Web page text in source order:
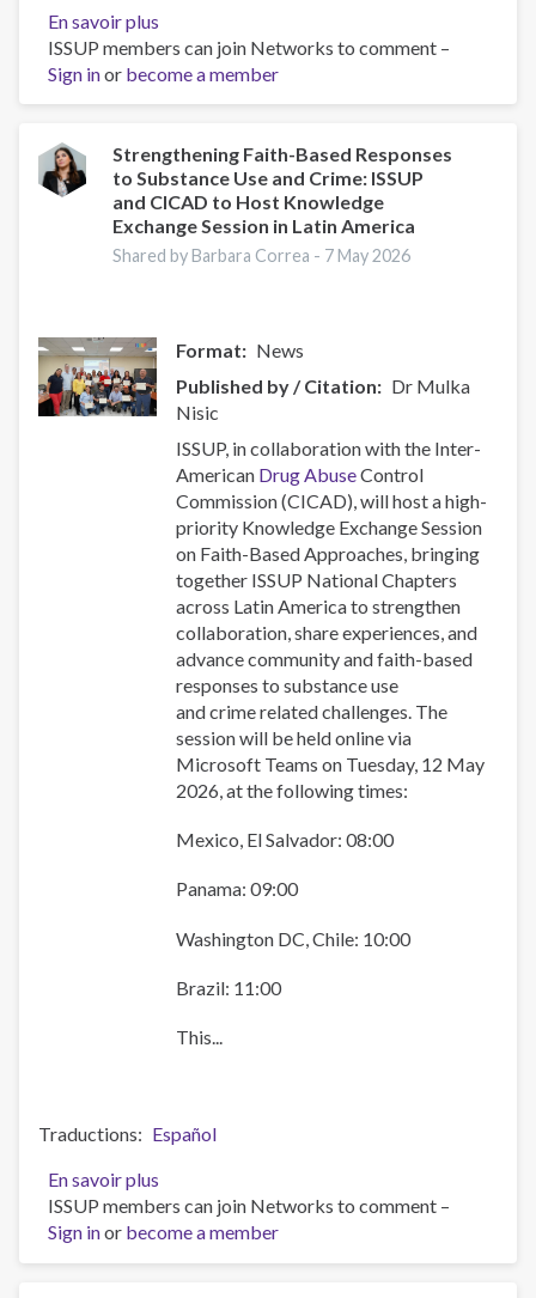
En savoir plus
ISSUP
y
CICAD
una
sesión
de
intercambio
de
Latina
para
fortalecer
colaboración
regional
en
las
respuestas
basadas
en
fe.
ISSUP members can join Networks to comment –
Sign inor become a member
Strengthening Faith-Based Responses
to Substance Use and Crime: ISSUP
and CICAD to Host Knowledge
Exchange Session in Latin America
Shared by Barbara Correa - 7 May 2026
Format
News
Published by / Citation
Dr Mulka
Nisic
ISSUP, in collaboration with the Inter-
American Drug AbuseControl
Commission (CICAD), will host a high-
priority Knowledge Exchange Session
on Faith-Based Approaches, bringing
together ISSUP National Chapters
across Latin America to strengthen
collaboration, share experiences, and
advance community and faith-based
responses to substance use
and crime related challenges. The
session will be held online via
Microsoft Teams on Tuesday, 12 May
2026, at the following times:
Mexico, El Salvador: 08:00
Panama: 09:00
Washington DC, Chile: 10:00
Brazil: 11:00
This...
Traductions
Español
En savoir plus
Strengthening
Faith-
Based
ISSUP members can join Networks to comment –
Sign inor become a member